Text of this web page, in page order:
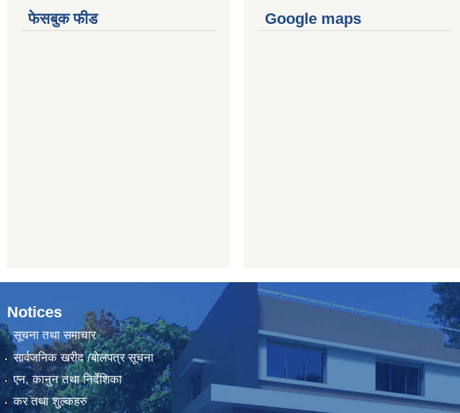
फेसबुक फीड Google maps
Notices
सूचना तथा समाचार
सार्वजनिक खरीद /बोलपत्र सूचना
एन, कानुन तथा निर्देशिका
कर तथा शुल्कहरु